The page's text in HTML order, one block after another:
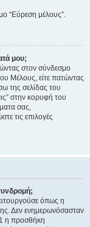
“Εύρεση μέλους”.
μου;
στον σύνδεσμο
Μέλους, είτε πατώντας
της σελίδας του
στην κορυφή του
σας,
τις επιλογές
όπως η
Δεν ενημερωνόσασταν
η προσθήκη